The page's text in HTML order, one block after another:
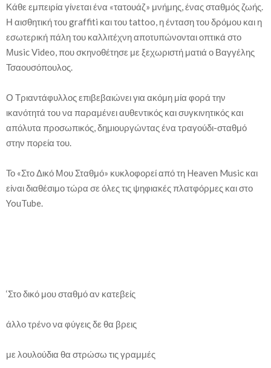
Κάθε εμπειρία γίνεται ένα «τατουάζ» μνήμης, ένας σταθμός ζωής.
Η αισθητική του graffiti και του tattoo, η ένταση του δρόμου και η
εσωτερική πάλη του καλλιτέχνη αποτυπώνονται οπτικά στο
Μusic Video, που σκηνοθέτησε με ξεχωριστή ματιά ο Βαγγέλης
Τσαουσόπουλος.
Ο Τριαντάφυλλος επιβεβαιώνει για ακόμη μία φορά την
ικανότητά του να παραμένει αυθεντικός και συγκινητικός και
απόλυτα προσωπικός, δημιουργώντας ένα τραγούδι-σταθμό
στην πορεία του.
Το «Στο Δικό Μου Σταθμό» κυκλοφορεί από τη Heaven Music και
είναι διαθέσιμο τώρα σε όλες τις ψηφιακές πλατφόρμες και στο
YouTube.
‘Στο δικό μου σταθμό αν κατεβείς
άλλο τρένο να φύγεις δε θα βρεις
με λουλούδια θα στρώσω τις γραμμές